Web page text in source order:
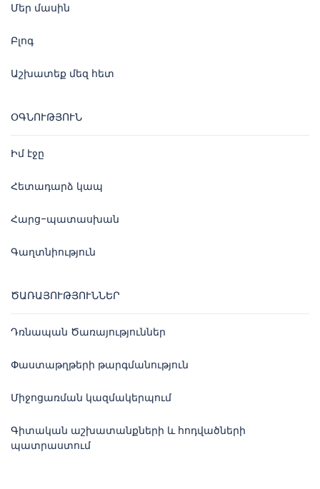
Մեր մասին
Բլոգ
Աշխատեք մեզ հետ
ՕԳՆՈՒԹՅՈՒՆ
Իմ էջը
Հետադարձ կապ
Հարց-պատասխան
Գաղտնիություն
ԾԱՌԱՅՈՒԹՅՈՒՆՆԵՐ
Դռնապան Ծառայություններ
Փաստաթղթերի թարգմանություն
Միջոցառման կազմակերպում
Գիտական աշխատանքների և հոդվածների
պատրաստում